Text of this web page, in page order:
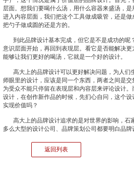
层面。想我们要喝什么汤，用什么容器来盛汤，是
进入内容层面，我们把这个工具做成吸管，还是做
把勺子做成圆的还是方的。
到此品牌设计基本完成，但它是不是成功的呢
意识层面开始，再回到表现层。看它是否能解决
能够让我们更好的喝汤，它就是一个好的设计。
高大上的品牌设计可以更好解决问题，为人们
师眼里的设计，应该是同一个东西，两者之间是
为受众不能只停留在表现层和内容层来评论设计
设计，在创作新作品的时候，先扪心自问，这个
实现价值吗？
高大上的品牌设计追求的是对世界的影响， 石
多么大型的设计公司、品牌策划公司都要明白品牌
返回列表